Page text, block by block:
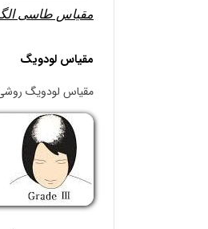
مقیاس طاسی
مقیاس لودویگ
مقیاس لودویگ روشی